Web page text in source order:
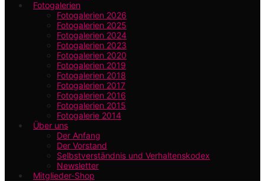
Fotogalerien
Fotogalerien 2026
Fotogalerien 2025
Fotogalerien 2024
Fotogalerien 2023
Fotogalerien 2020
Fotogalerien 2019
Fotogalerien 2018
Fotogalerien 2017
Fotogalerien 2016
Fotogalerien 2015
Fotogalerie 2014
Über uns
Der Anfang
Der Vorstand
Selbstverständnis und Verhaltenskodex
Newsletter
Mitglieder-Shop